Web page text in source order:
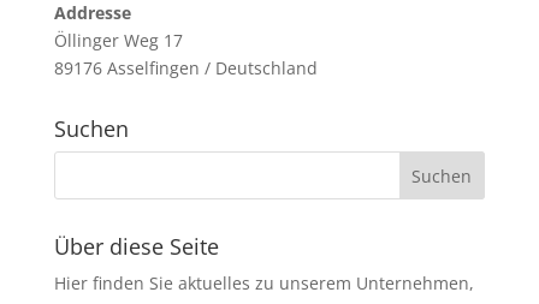
Addresse
Öllinger Weg 17
89176 Asselfingen / Deutschland
Suchen
Über diese Seite
Hier finden Sie aktuelles zu unserem Unternehmen,